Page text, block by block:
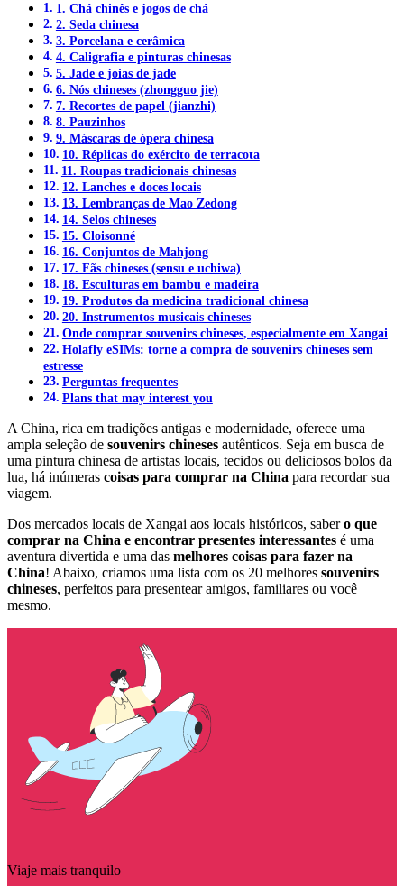
1. Chá chinês e jogos de chá
2. Seda chinesa
3. Porcelana e cerâmica
4. Caligrafia e pinturas chinesas
5. Jade e joias de jade
6. Nós chineses (zhongguo jie)
7. Recortes de papel (jianzhi)
8. Pauzinhos
9. Máscaras de ópera chinesa
10. Réplicas do exército de terracota
11. Roupas tradicionais chinesas
12. Lanches e doces locais
13. Lembranças de Mao Zedong
14. Selos chineses
15. Cloisonné
16. Conjuntos de Mahjong
17. Fãs chineses (sensu e uchiwa)
18. Esculturas em bambu e madeira
19. Produtos da medicina tradicional chinesa
20. Instrumentos musicais chineses
Onde comprar souvenirs chineses, especialmente em Xangai
Holafly eSIMs: torne a compra de souvenirs chineses sem
estresse
Perguntas frequentes
Plans that may interest you
A China, rica em tradições antigas e modernidade, oferece uma
ampla seleção de souvenirs chineses autênticos. Seja em busca de
uma pintura chinesa de artistas locais, tecidos ou deliciosos bolos da
lua, há inúmeras coisas para comprar na China para recordar sua
viagem.
Dos mercados locais de Xangai aos locais históricos, sabero que
comprar na China e encontrar presentes interessantes é uma
aventura divertida e uma das melhores coisas para fazer na
China! Abaixo, criamos uma lista com os 20 melhores souvenirs
chineses, perfeitos para presentear amigos, familiares ou você
mesmo.
Viaje mais tranquilo